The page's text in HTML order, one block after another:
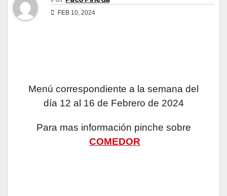
FEB 10, 2024
Menú correspondiente a la semana del
día 12 al 16 de Febrero de 2024
Para mas información pinche sobre
COMEDOR